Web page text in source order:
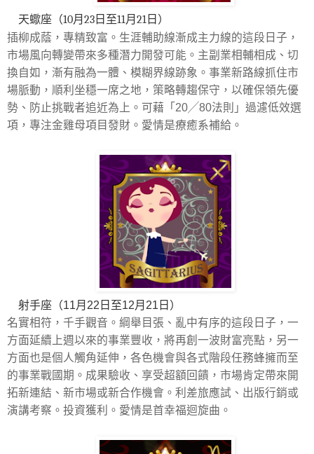
天蠍座（10月23日至11月21日）
插柳成蔭，專精致富。生涯輔助線漸成主力線的這段日子，
市場風向轉變帶來多種潛力開發可能。主副業相輔相成、切
換自如，漸有融為一體、模糊界線跡象。事業新路線抓住市
場脈動，順利坐穩一席之地，策略轉趨保守，以確保領先優
勢、防止挑戰者追近為上。可藉「20╱80法則」過濾低效選
項，專注金雞母項目發財。愛情是療癒系補給。
射手座（11月22日至12月21日）
名實相符，千手觀音。綱舉目張、亂中有序的這段日子，一
方面延續上週以來的事業豐收，將再創一波財富亮點，另一
方面也是個人觸角延伸，各色機會與各式階段任務蜂擁而至
的事業戰國期。成果驗收、享受超額回饋，市場肯定帶來開
拓新連結、新市場或新合作機會。利差旅應試、出版行銷或
演講考察。投資獲利。愛情是首幸福迴旋曲。